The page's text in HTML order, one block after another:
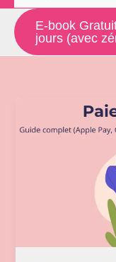
E-book
jours (avec